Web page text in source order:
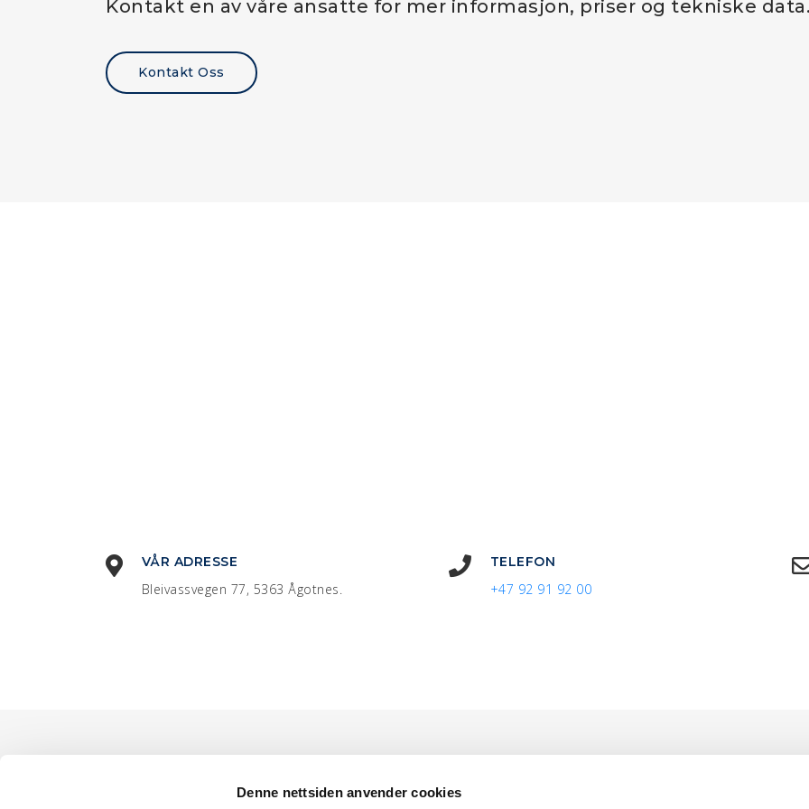
Denne nettsiden anvender cookies
Kontakt en av våre ansatte for mer informasjon, priser og tekniske
Kontakt Oss
VÅR ADRESSE
Bleivassvegen 77, 5363 Ågotnes.
TELEFON
+47 92 91 92 00